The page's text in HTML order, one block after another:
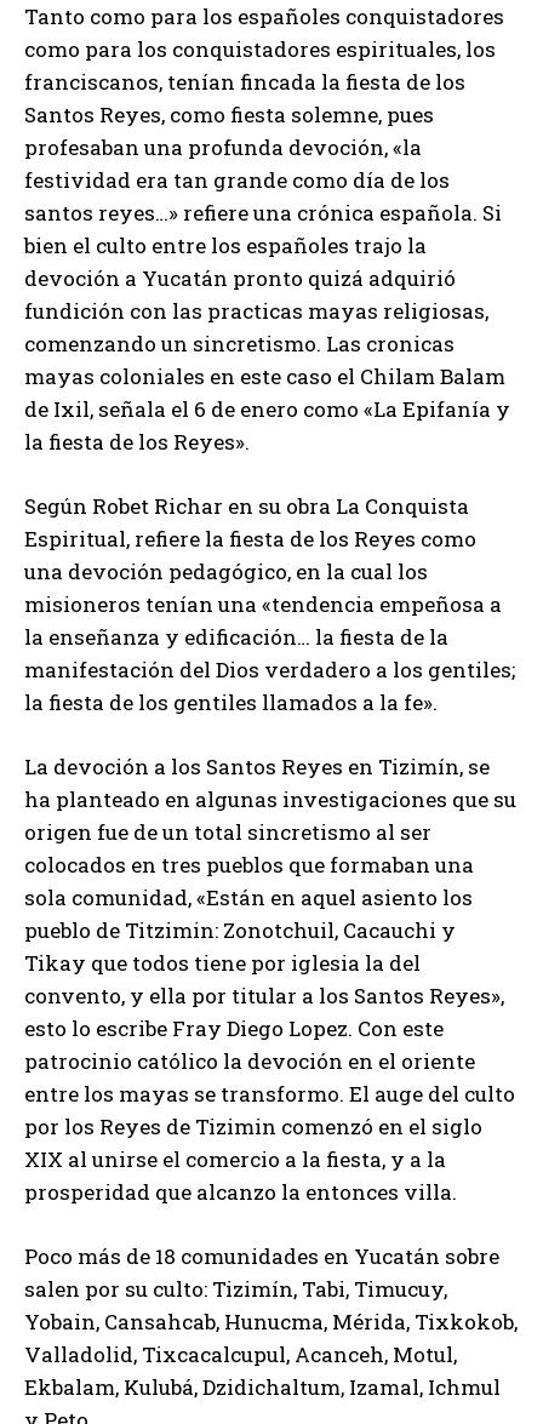
Tanto como para los españoles conquistadores
como para los conquistadores espirituales, los
franciscanos, tenían fincada la fiesta de los
Santos Reyes, como fiesta solemne, pues
profesaban una profunda devoción, «la
festividad era tan grande como día de los
santos reyes…» refiere una crónica española. Si
bien el culto entre los españoles trajo la
devoción a Yucatán pronto quizá adquirió
fundición con las practicas mayas religiosas,
comenzando un sincretismo. Las cronicas
mayas coloniales en este caso el Chilam Balam
de Ixil, señala el 6 de enero como «La Epifanía y
la fiesta de los Reyes».
Según Robet Richar en su obra La Conquista
Espiritual, refiere la fiesta de los Reyes como
una devoción pedagógico, en la cual los
misioneros tenían una «tendencia empeñosa a
la enseñanza y edificación… la fiesta de la
manifestación del Dios verdadero a los gentiles;
la fiesta de los gentiles llamados a la fe».
La devoción a los Santos Reyes en Tizimín, se
ha planteado en algunas investigaciones que su
origen fue de un total sincretismo al ser
colocados en tres pueblos que formaban una
sola comunidad, «Están en aquel asiento los
pueblo de Titzimin: Zonotchuil, Cacauchi y
Tikay que todos tiene por iglesia la del
convento, y ella por titular a los Santos Reyes»,
esto lo escribe Fray Diego Lopez. Con este
patrocinio católico la devoción en el oriente
entre los mayas se transformo. El auge del culto
por los Reyes de Tizimin comenzó en el siglo
XIX al unirse el comercio a la fiesta, y a la
prosperidad que alcanzo la entonces villa.
Poco más de 18 comunidades en Yucatán sobre
salen por su culto: Tizimín, Tabi, Timucuy,
Yobain, Cansahcab, Hunucma, Mérida, Tixkokob,
Valladolid, Tixcacalcupul, Acanceh, Motul,
Ekbalam, Kulubá, Dzidichaltum, Izamal, Ichmul